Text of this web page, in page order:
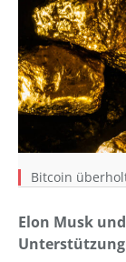
Bitcoin
Elon Musk